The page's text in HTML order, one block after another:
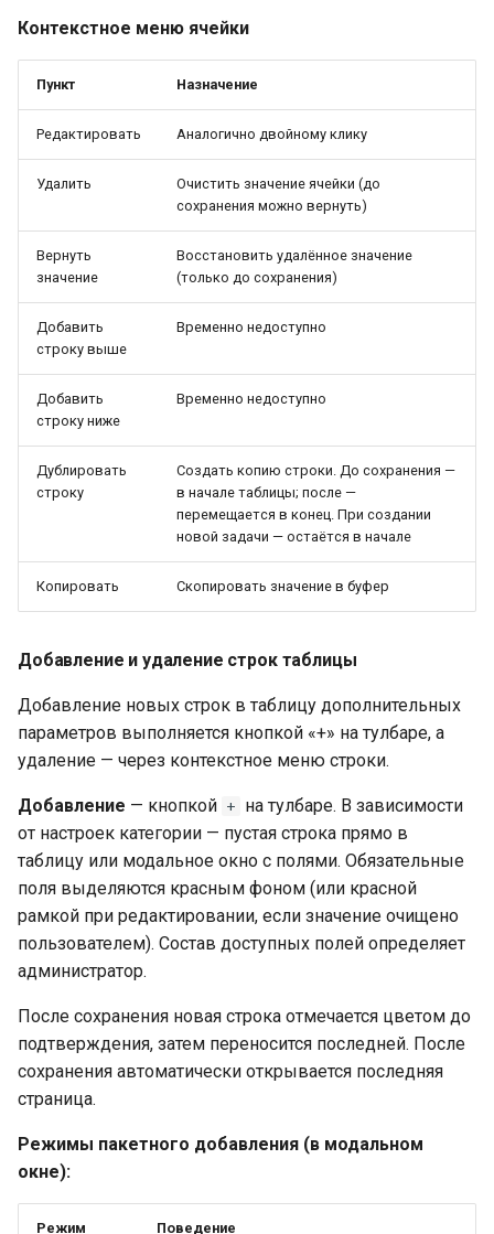
Контекстное меню ячейки
Пункт Назначение
Редактировать Аналогично двойному клику
Удалить
Очистить значение ячейки (до
сохранения можно вернуть)
Вернуть
значение
Восстановить удалённое значение
(только до сохранения)
Добавить
строку выше
Временно недоступно
Добавить
строку ниже
Временно недоступно
Дублировать
строку
Создать копию строки. До сохранения —
в начале таблицы; после —
перемещается в конец. При создании
новой задачи — остаётся в начале
Копировать Скопировать значение в буфер
Добавление и удаление строк таблицы
Добавление новых строк в таблицу дополнительных
параметров выполняется кнопкой «+» на тулбаре, а
удаление — через контекстное меню строки.
Добавление — кнопкой + на тулбаре. В зависимости
от настроек категории — пустая строка прямо в
таблицу или модальное окно с полями. Обязательные
поля выделяются красным фоном (или красной
рамкой при редактировании, если значение очищено
пользователем). Состав доступных полей определяет
администратор.
После сохранения новая строка отмечается цветом до
подтверждения, затем переносится последней. После
сохранения автоматически открывается последняя
страница.
Режимы пакетного добавления (в модальном
окне):
Режим Поведение